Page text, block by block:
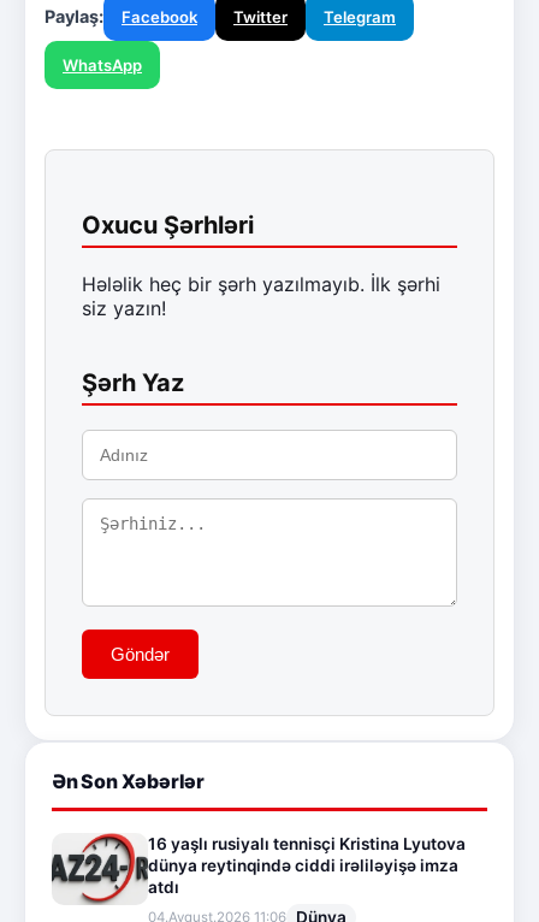
Paylaş: Facebook Twitter Telegram
WhatsApp
Oxucu Şərhləri
Hələlik heç bir şərh yazılmayıb. İlk şərhi
siz yazın!
Şərh Yaz
Göndər
Ən Son Xəbərlər
16 yaşlı rusiyalı tennisçi Kristina Lyutova
dünya reytinqində ciddi irəliləyişə imza
atdı
04.Avqust.2026 11:06 Dünya